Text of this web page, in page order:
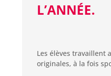
L’ANNÉE.
Les élèves travaillent
originales, à la fois